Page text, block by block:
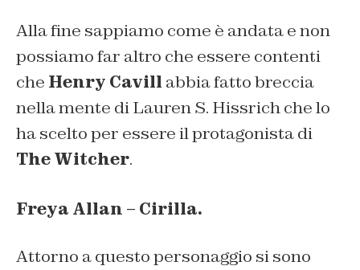
Alla fine sappiamo come è andata e non
possiamo far altro che essere contenti
che Henry Cavill abbia fatto breccia
nella mente di Lauren S. Hissrich che lo
ha scelto per essere il protagonista di
The Witcher.
Freya Allan – Cirilla.
Attorno a questo personaggio si sono